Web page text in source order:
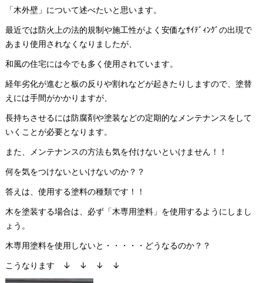
「木外壁」について述べたいと思います。
最近では防火上の法的規制や施工性がよく安価なｻｲﾃﾞｨﾝｸﾞの出現で
あまり使用されなくなりましたが、
和風の住宅には今でも多く使用されています。
経年劣化が進むと板の反りや割れなどが起きたりしますので、塗替
えには手間がかかりますが、
長持ちさせるには防腐剤や塗装などの定期的なメンテナンスをして
いくことが必要となります。
また、メンテナンスの方法も気を付けないといけません！！
何を気をつけないといけないのか？？
答えは、使用する塗料の種類です！！
木を塗装する場合は、必ず「木専用塗料」を使用するようにしまし
ょう。
木専用塗料を使用しないと・・・・・どうなるのか？？
こうなります ↓ ↓ ↓ ↓